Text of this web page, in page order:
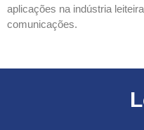
aplicações na indústria
comunicações.